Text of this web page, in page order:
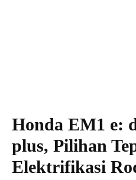
Honda EM1 e:
plus, Pilihan
Elektrifikasi